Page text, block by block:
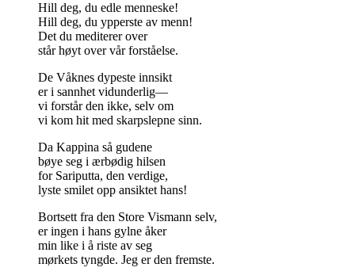
Hill deg, du edle menneske!
Hill deg, du ypperste av menn!
Det du mediterer over
står høyt over vår forståelse.
De Våknes dypeste innsikt
er i sannhet vidunderlig—
vi forstår den ikke, selv om
vi kom hit med skarpslepne sinn.
Da Kappina så gudene
bøye seg i ærbødig hilsen
for Sariputta, den verdige,
lyste smilet opp ansiktet hans!
Bortsett fra den Store Vismann selv,
er ingen i hans gylne åker
min like i å riste av seg
mørkets tyngde. Jeg er den fremste.